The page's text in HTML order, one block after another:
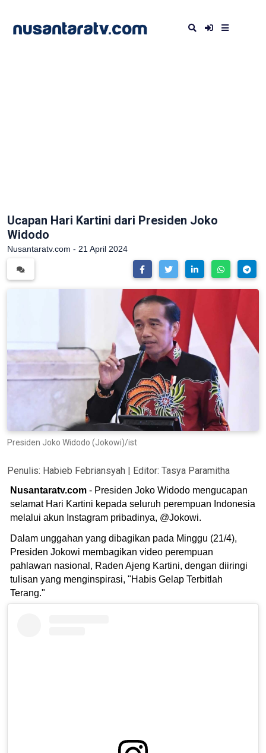
Ucapan Hari Kartini dari Presiden Joko
Widodo
Nusantaratv.com - 21 April 2024
Presiden Joko Widodo (Jokowi)/ist
Penulis: Habieb Febriansyah | Editor: Tasya Paramitha
Nusantaratv.com - Presiden Joko Widodo mengucapan
selamat Hari Kartini kepada seluruh perempuan Indonesia
melalui akun Instagram pribadinya, @Jokowi.
Dalam unggahan yang dibagikan pada Minggu (21/4),
Presiden Jokowi membagikan video perempuan
pahlawan nasional, Raden Ajeng Kartini, dengan diiringi
tulisan yang menginspirasi, "Habis Gelap Terbitlah
Terang."